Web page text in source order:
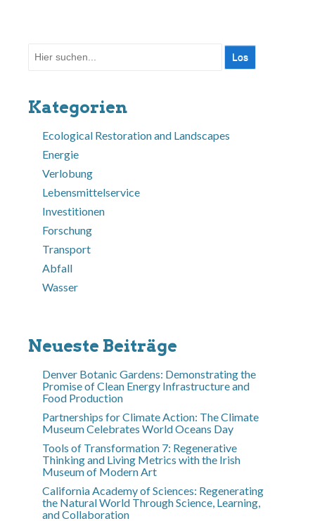
Suche
Kategorien
Ecological Restoration and Landscapes
Energie
Verlobung
Lebensmittelservice
Investitionen
Forschung
Transport
Abfall
Wasser
Neueste Beiträge
Denver Botanic Gardens: Demonstrating the
Promise of Clean Energy Infrastructure and
Food Production
Partnerships for Climate Action: The Climate
Museum Celebrates World Oceans Day
Tools of Transformation 7: Regenerative
Thinking and Living Metrics with the Irish
Museum of Modern Art
California Academy of Sciences: Regenerating
the Natural World Through Science, Learning,
and Collaboration